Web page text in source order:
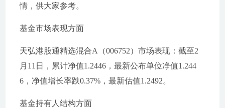
情，供大家参考。
基金市场表现方面
天弘港股通精选混合A（006752）市场表现：截至2
月11日，累计净值1.2446，最新公布单位净值1.244
6，净值增长率跌0.37%，最新估值1.2492。
基金持有人结构方面